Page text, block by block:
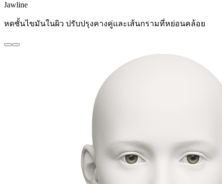
Jawline
หดชั้นไขมันในผิว ปรับปรุงคางคู่และเส้นกรามที่หย่อนคล้อย